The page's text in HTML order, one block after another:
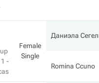
-
Female
Single
Даниэла
Romina Ccuno